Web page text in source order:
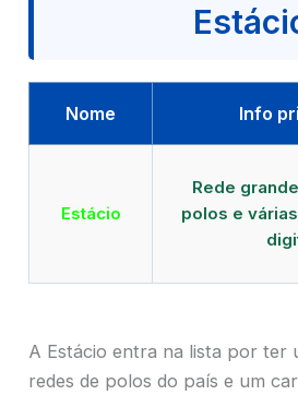
Nome Info
Estácio
Rede
polos e
A Estácio entra na lista por ter
redes de polos do país e um